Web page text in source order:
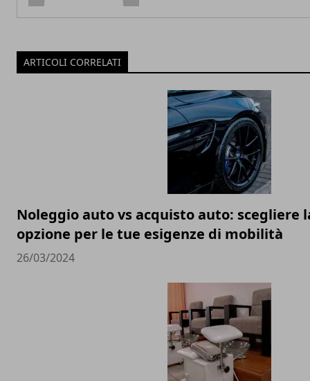
ARTICOLI CORRELATI
Noleggio auto vs acquisto auto: scegliere
opzione per le tue esigenze di mobilità
26/03/2024